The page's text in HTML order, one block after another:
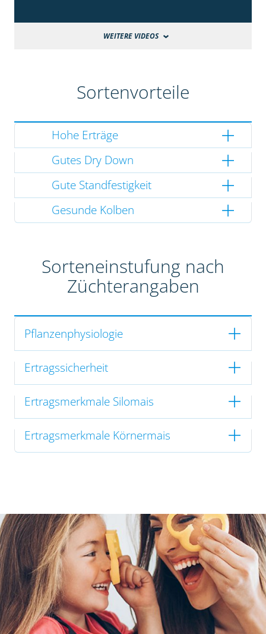
WEITERE VIDEOS
Sortenvorteile
Hohe Erträge
Gutes Dry Down
Gute Standfestigkeit
Gesunde Kolben
Sorteneinstufung nach
Züchterangaben
Pflanzenphysiologie
Ertragssicherheit
Ertragsmerkmale Silomais
Ertragsmerkmale Körnermais